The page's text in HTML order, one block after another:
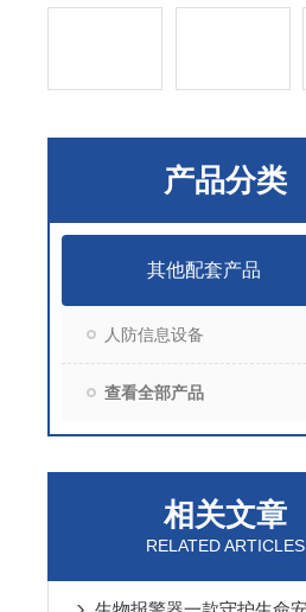
产品分类
其他配套产品
人防信息设备
查看全部产品
相关文章
RELATED ARTICLES